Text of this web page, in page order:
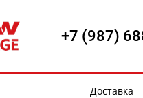
+7 (987)
Доставка